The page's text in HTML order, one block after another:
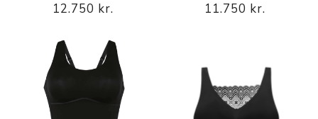
12.750 kr. 11.750 kr.